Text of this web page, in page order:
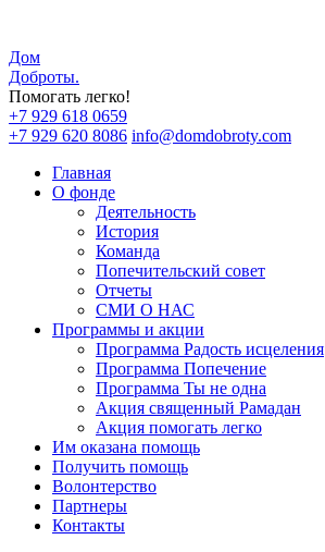
Дом
Доброты.
Помогать легко!
+7 929 618 0659
+7 929 620 8086 info@domdobroty.com
Главная
О фонде
Деятельность
История
Команда
Попечительский совет
Отчеты
СМИ О НАС
Программы и акции
Программа Радость исцеления
Программа Попечение
Программа Ты не одна
Акция священный Рамадан
Акция помогать легко
Им оказана помощь
Получить помощь
Волонтерство
Партнеры
Контакты